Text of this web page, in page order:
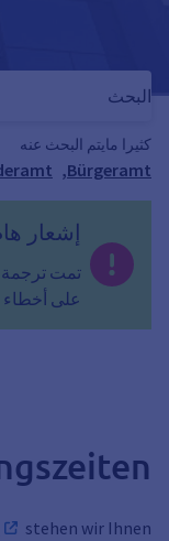
كثيرا مايتم البحث عنه
Bürgeramt
,
إشعار
تمت ترجمة
على أخطاء
stehen wir Ihnen